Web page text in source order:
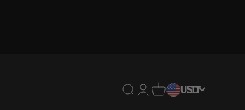
Traduzione mancante:
Traduzione
Traduzione
USD
IT